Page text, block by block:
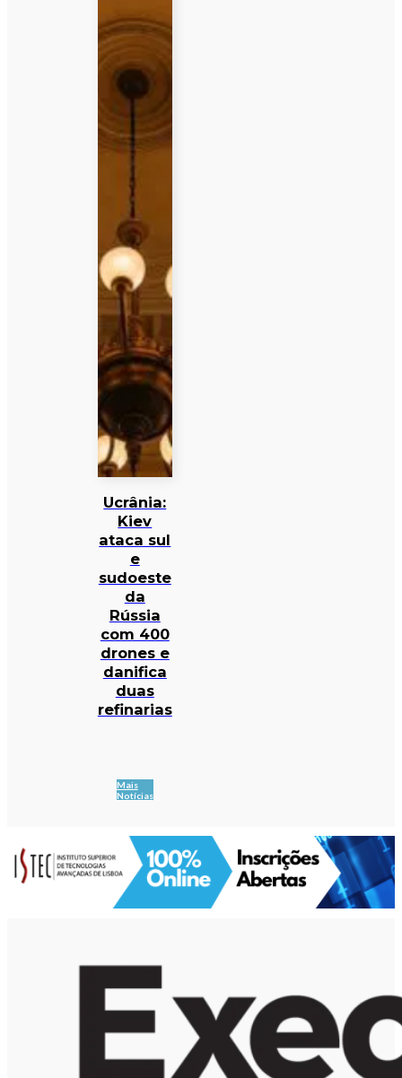
Ucrânia:
Kiev
ataca sul
e
sudoeste
da
Rússia
com 400
drones e
danifica
duas
refinarias
Mais
Notícias